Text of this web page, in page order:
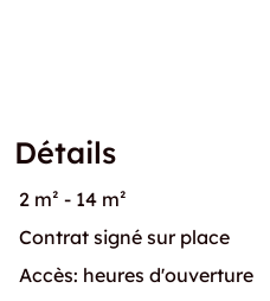
Détails
2 m² - 14 m²
Contrat signé sur place
Accès: heures d'ouverture